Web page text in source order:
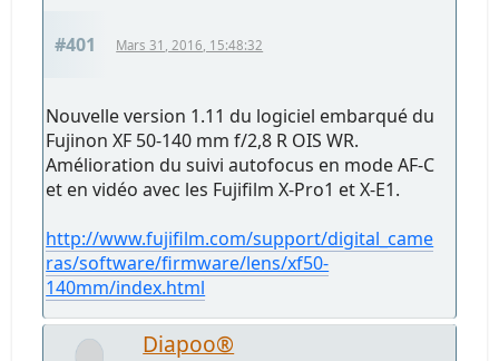
#401 Mars 31, 2016, 15:48:32
Nouvelle version 1.11 du logiciel embarqué du
Fujinon XF 50-140 mm f/2,8 R OIS WR.
Amélioration du suivi autofocus en mode AF-C
et en vidéo avec les Fujifilm X-Pro1 et X-E1.
http://www.fujifilm.com/support/digital_came
ras/software/firmware/lens/xf50-
140mm/index.html
Diapoo®